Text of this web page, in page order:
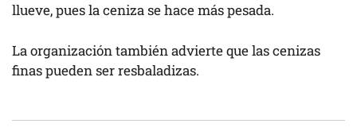
llueve, pues la ceniza se hace más pesada.
La organización también advierte que las cenizas
finas pueden ser resbaladizas.